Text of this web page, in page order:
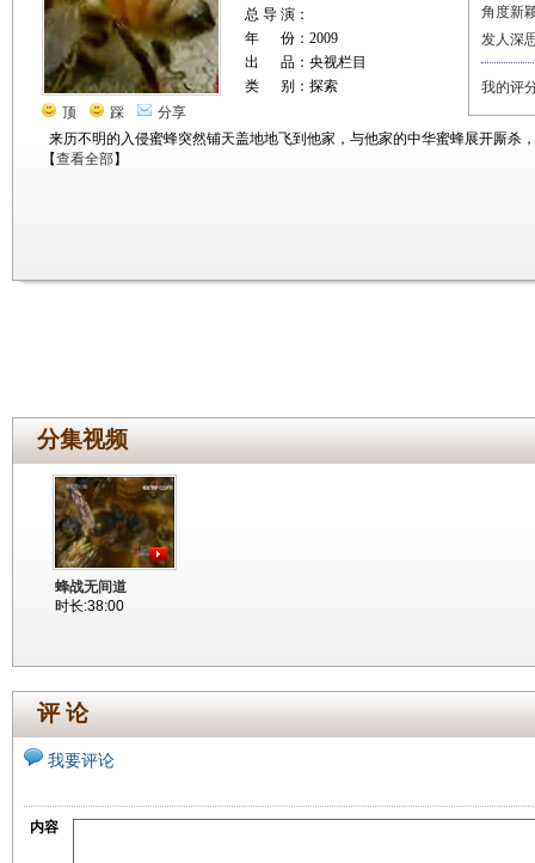
顶 踩 分享
总 导 演：
年 份：2009
出 品：央视栏目
类 别：探索
来历不明的入侵蜜蜂突然铺天盖地地飞到他家，与他家的中华蜜蜂展开厮杀
【查看全部】
角度新
发人深
我的评
分集视频
蜂战无间道
时长:38:00
评 论
我要评论
内容